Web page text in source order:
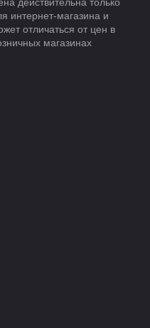
интернет-магазина и
отличаться от цен в
магазинах